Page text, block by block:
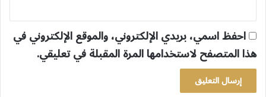
احفظ اسمي، بريدي الإلكتروني، والموقع الإلكتروني في
هذا المتصفح لاستخدامها المرة المقبلة في تعليقي.